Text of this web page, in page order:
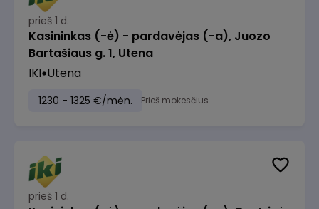
prieš 1 d.
Kasininkas (-ė) - pardavėjas (-a), Juozo
Bartašiaus g. 1, Utena
IKI Utena
1230 - 1325 €/mėn. Prieš mokesčius
prieš 1 d.